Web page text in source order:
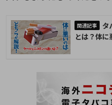
タ
とは？体に